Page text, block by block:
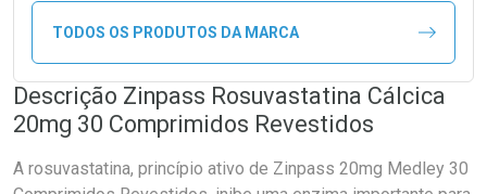
TODOS OS PRODUTOS DA MARCA
Descrição Zinpass Rosuvastatina Cálcica
20mg 30 Comprimidos Revestidos
A rosuvastatina, princípio ativo de Zinpass 20mg Medley 30